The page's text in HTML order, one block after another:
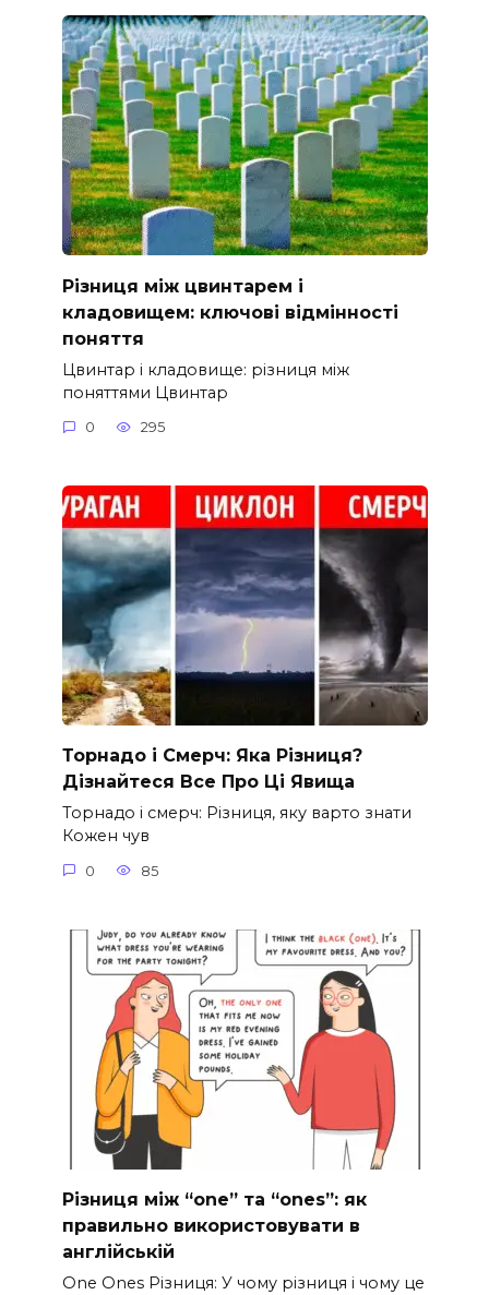
Різниця між цвинтарем і
кладовищем: ключові відмінності
поняття
Цвинтар і кладовище: різниця між
поняттями Цвинтар
0 295
Торнадо і Смерч: Яка Різниця?
Дізнайтеся Все Про Ці Явища
Торнадо і смерч: Різниця, яку варто знати
Кожен чув
0 85
Різниця між “one” та “ones”: як
правильно використовувати в
англійській
One Ones Різниця: У чому різниця і чому це